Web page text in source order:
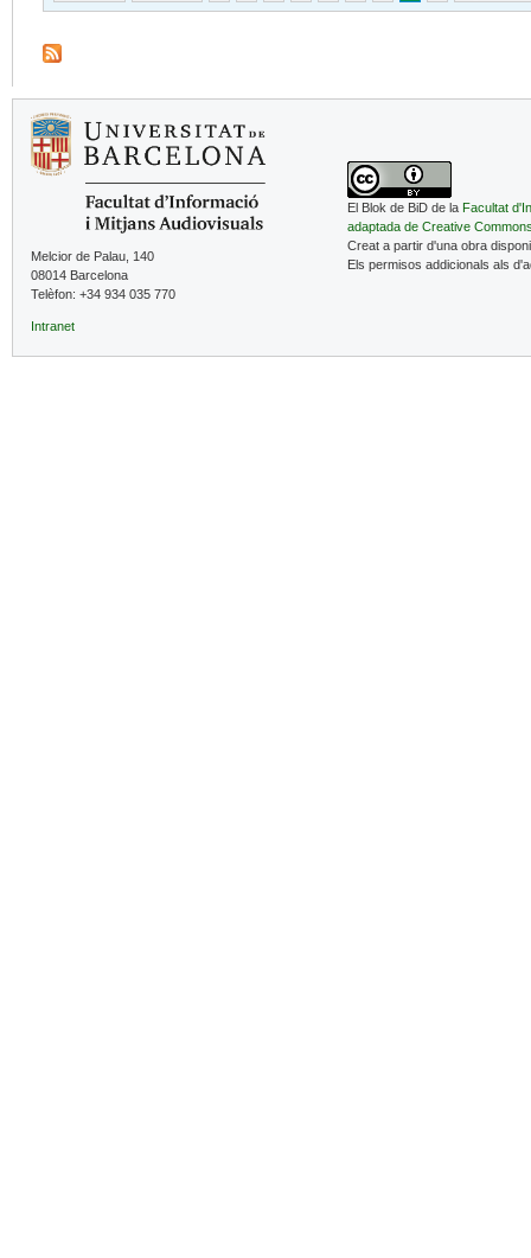
Melcior de Palau, 140
08014 Barcelona
Telèfon: +34 934 035 770
Intranet
El Blok de BiD de la Facultat
adaptada de Creative
Creat a partir d'una obra
Els permisos addicionals als